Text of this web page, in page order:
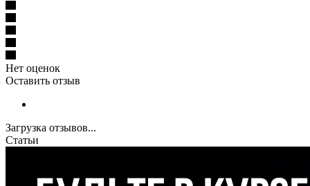
Нет оценок
Оставить отзыв
Загрузка отзывов...
Статьи